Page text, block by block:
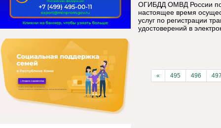
ОГИБДД ОМВД России по
настоящее время
услуг по регистрации
удостоверений в
« 495 496